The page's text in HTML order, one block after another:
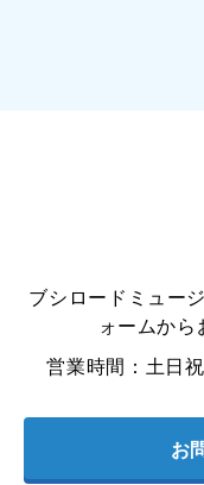
ブシロードミュー
ォームから
営業時間：土日
お